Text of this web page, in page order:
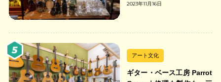
2023年11月16日
アート文化
ギター・ベース工房 Parrot